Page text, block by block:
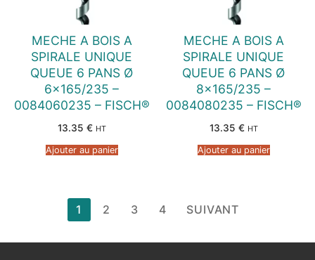
MECHE A BOIS A
SPIRALE UNIQUE
QUEUE 6 PANS Ø
6×165/235 –
0084060235 – FISCH®
13.35 € HT
Ajouter au panier
MECHE A BOIS A
SPIRALE UNIQUE
QUEUE 6 PANS Ø
8×165/235 –
0084080235 – FISCH®
13.35 € HT
Ajouter au panier
Pagination
publications
1 2 3 4 SUIVANT